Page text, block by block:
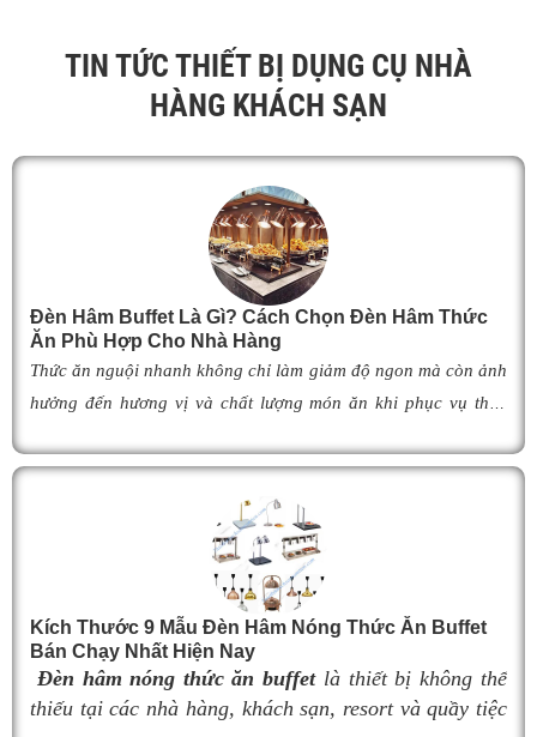
TIN TỨC THIẾT BỊ DỤNG CỤ NHÀ
HÀNG KHÁCH SẠN
Đèn Hâm Buffet Là Gì? Cách Chọn Đèn Hâm Thức
Ăn Phù Hợp Cho Nhà Hàng
Thức ăn nguội nhanh không chỉ làm giảm độ ngon mà còn ảnh
hưởng đến hương vị và chất lượng món ăn khi phục vụ thực
thành giải pháp được nhiều nhà hàng, khách sạn và khu nghỉ
dưỡng lựa chọn nhờ khả năng giữ cho món ăn luôn ấm nóng,
thơm ngon như vừa mới chế biến. Vậy
tạo như thế nào, hoạt động ra sao và làm thế nào để lựa chọn
èn hâm nóng thức ănphù hợp, giúp tối ưu hiệu
quả giữ nhiệt cũng như nâng cao tính chuyên nghiệp cho
không gian buffet? Hãy cùng tìm hiểu ngay trong bài viết dưới
Kích Thước 9 Mẫu Đèn Hâm Nóng Thức Ăn Buffet
Bán Chạy Nhất Hiện Nay
Đèn hâm nóng thức ăn buffetlà thiết bị không thể
thiếu tại các nhà hàng, khách sạn, resort và quầy tiệc